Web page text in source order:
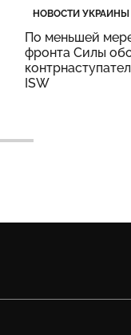
Категория
НОВОСТИ УКРАИНЫ
Дата публикации
По меньшей
фронта Силы
ISW